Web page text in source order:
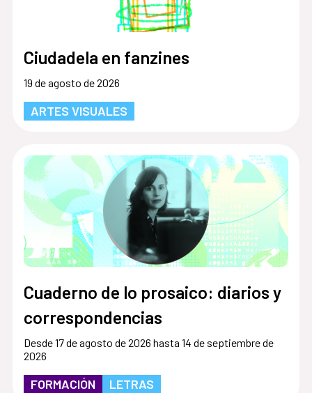
Ciudadela en fanzines
19 de agosto de 2026
ARTES VISUALES
Cuaderno de lo prosaico: diarios y
correspondencias
Desde 17 de agosto de 2026 hasta 14 de septiembre de
2026
FORMACIÓN LETRAS